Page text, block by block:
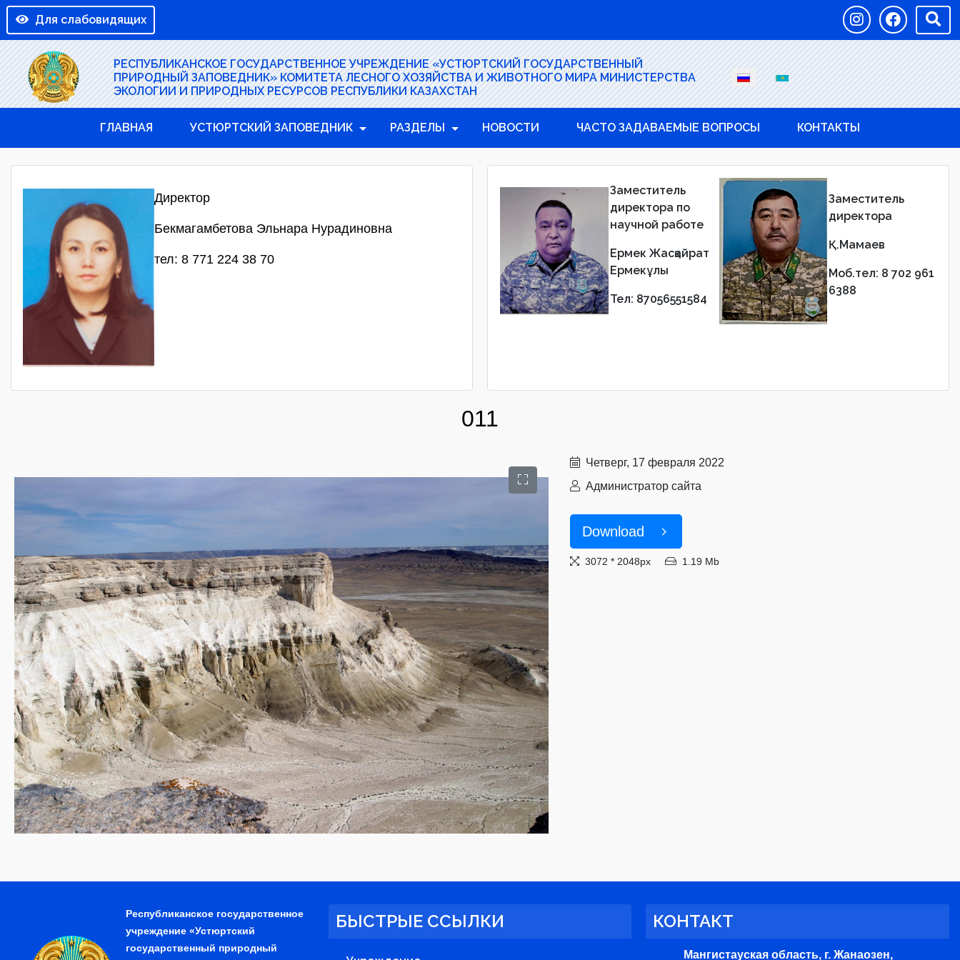
Для слабовидящих
РЕСПУБЛИКАНСКОЕ ГОСУДАРСТВЕННОЕ УЧРЕЖДЕНИЕ «УСТЮРТСКИЙ ГОСУДАРСТВЕННЫЙ
ПРИРОДНЫЙ ЗАПОВЕДНИК» КОМИТЕТА ЛЕСНОГО ХОЗЯЙСТВА И ЖИВОТНОГО МИРА МИНИСТЕРСТВА
ЭКОЛОГИИ И ПРИРОДНЫХ РЕСУРСОВ РЕСПУБЛИКИ КАЗАХСТАН
ГЛАВНАЯ УСТЮРТСКИЙ ЗАПОВЕДНИК РАЗДЕЛЫ НОВОСТИ ЧАСТО ЗАДАВАЕМЫЕ ВОПРОСЫ КОНТАКТЫ
Директор
Бекмагамбетова Эльнара Нурадиновна
тел: 8 771 224 38 70
Заместитель
директора по
научной работе
Ермек Жасқайрат
Ермекұлы
Тел: 87056551584
Заместитель
директора
Қ.Мамаев
Моб.тел: 8 702 961
6388
011
Четверг, 17 февраля 2022
Администратор сайта
Download
3072 * 2048px 1.19 Mb
Республиканское государственное
учреждение «Устюртский
государственный природный
БЫСТРЫЕ ССЫЛКИ КОНТАКТ
Мангистауская область, г. Жанаозен,